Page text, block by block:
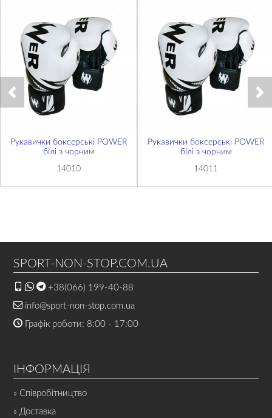
Рукавички боксерські POWER
білі з чорним
14010
Рукавички боксерські POWER
білі з чорним
14011
SPORT-NON-STOP.COM.UA
+38(066) 199-40-88
info@sport-non-stop.com.ua
Графік роботи: 8:00 - 17:00
ІНФОРМАЦІЯ
» Співробітництво
» Доставка